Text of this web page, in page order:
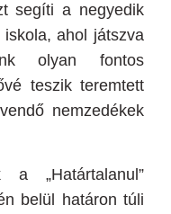
segíti a negyedik
ahol játszva
olyan fontos
teszik teremtett
nemzedékek
„Határtalanul”
belül határon túli